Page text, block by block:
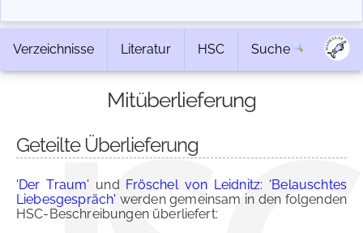
Verzeichnisse Literatur HSC Suche
Mitüberlieferung
Geteilte Überlieferung
'Der Traum' und Fröschel von Leidnitz: 'Belauschtes
Liebesgespräch' werden gemeinsam in den folgenden
HSC-Beschreibungen überliefert: